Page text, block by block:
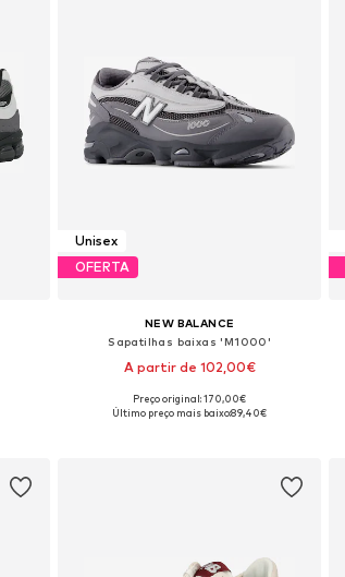
Unisex
OFERTA
NEW BALANCE
Sapatilhas baixas 'M1000'
A partir de 102,00€
+6
Disponível em vários tamanhos
Preço original: 170,00€
Último preço mais baixo:89,40€